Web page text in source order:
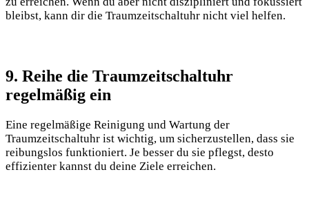
bleibst, kann dir die Traumzeitschaltuhr nicht viel helfen.
9. Reihe die Traumzeitschaltuhr
regelmäßig ein
Eine regelmäßige Reinigung und Wartung der
Traumzeitschaltuhr ist wichtig, um sicherzustellen, dass sie
reibungslos funktioniert. Je besser du sie pflegst, desto
effizienter kannst du deine Ziele erreichen.